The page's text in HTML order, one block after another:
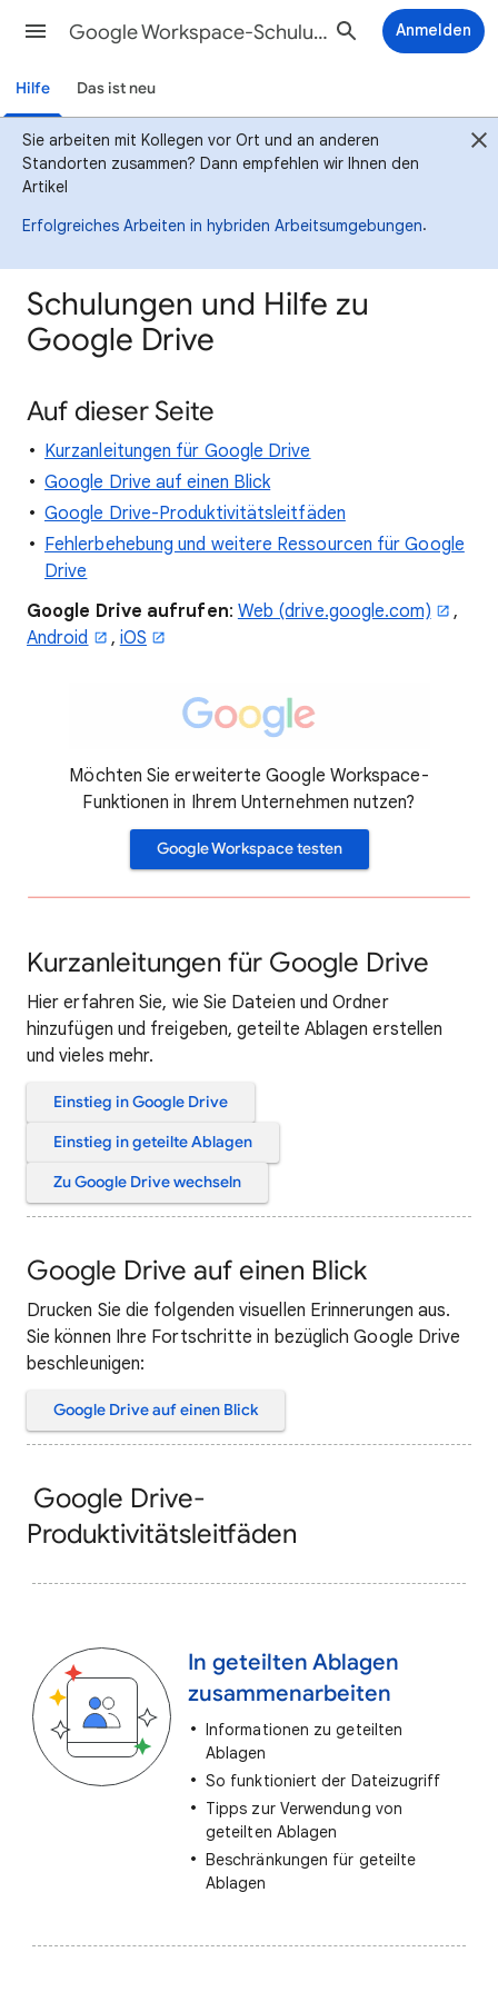
Google Workspace-Schulungscenter Anmelden
Hilfe Das ist neu
Sie arbeiten mit Kollegen vor Ort und an anderen
Standorten zusammen? Dann empfehlen wir Ihnen den
Artikel
Erfolgreiches Arbeiten in hybriden Arbeitsumgebungen.
Schulungen und Hilfe zu
Google Drive
Auf dieser Seite
Kurzanleitungen für Google Drive
Google Drive auf einen Blick
Google Drive-Produktivitätsleitfäden
Fehlerbehebung und weitere Ressourcen für Google
Drive
Google Drive aufrufen: Web (drive.google.com)
,
Android
, iOS
Möchten Sie erweiterte Google Workspace-
Funktionen in Ihrem Unternehmen nutzen?
Google Workspace testen
Kurzanleitungen für Google Drive
Hier erfahren Sie, wie Sie Dateien und Ordner
hinzufügen und freigeben, geteilte Ablagen erstellen
und vieles mehr.
Einstieg in Google Drive
Einstieg in geteilte Ablagen
Zu Google Drive wechseln
Google Drive auf einen Blick
Drucken Sie die folgenden visuellen Erinnerungen aus.
Sie können Ihre Fortschritte in bezüglich Google Drive
beschleunigen:
Google Drive auf einen Blick
Google Drive-
Produktivitätsleitfäden
In geteilten Ablagen
zusammenarbeiten
Informationen zu geteilten
Ablagen
So funktioniert der Dateizugriff
Tipps zur Verwendung von
geteilten Ablagen
Beschränkungen für geteilte
Ablagen